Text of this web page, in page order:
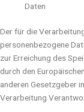
Daten
Der für die
personenbezogene
zur Erreichung des
durch den
anderen Gesetzgeber
Verarbeitung